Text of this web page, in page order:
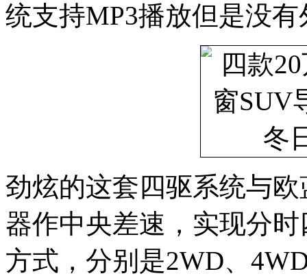
统支持MP3播放但是没
劲炫的这套四驱系统与
器作中央差速，实现分
方式，分别是2WD、